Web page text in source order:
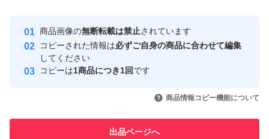
安心取引出品者
心・安全なユーザーです
取引実績
引を完了させた実績があります
での取引実績があります
商品画像の無断転載は禁止されています
コピーされた情報は必ずご自身の商品に合わせて編集
してください
コピーは1商品につき1回です
商品情報コピー機能について
出品ページへ